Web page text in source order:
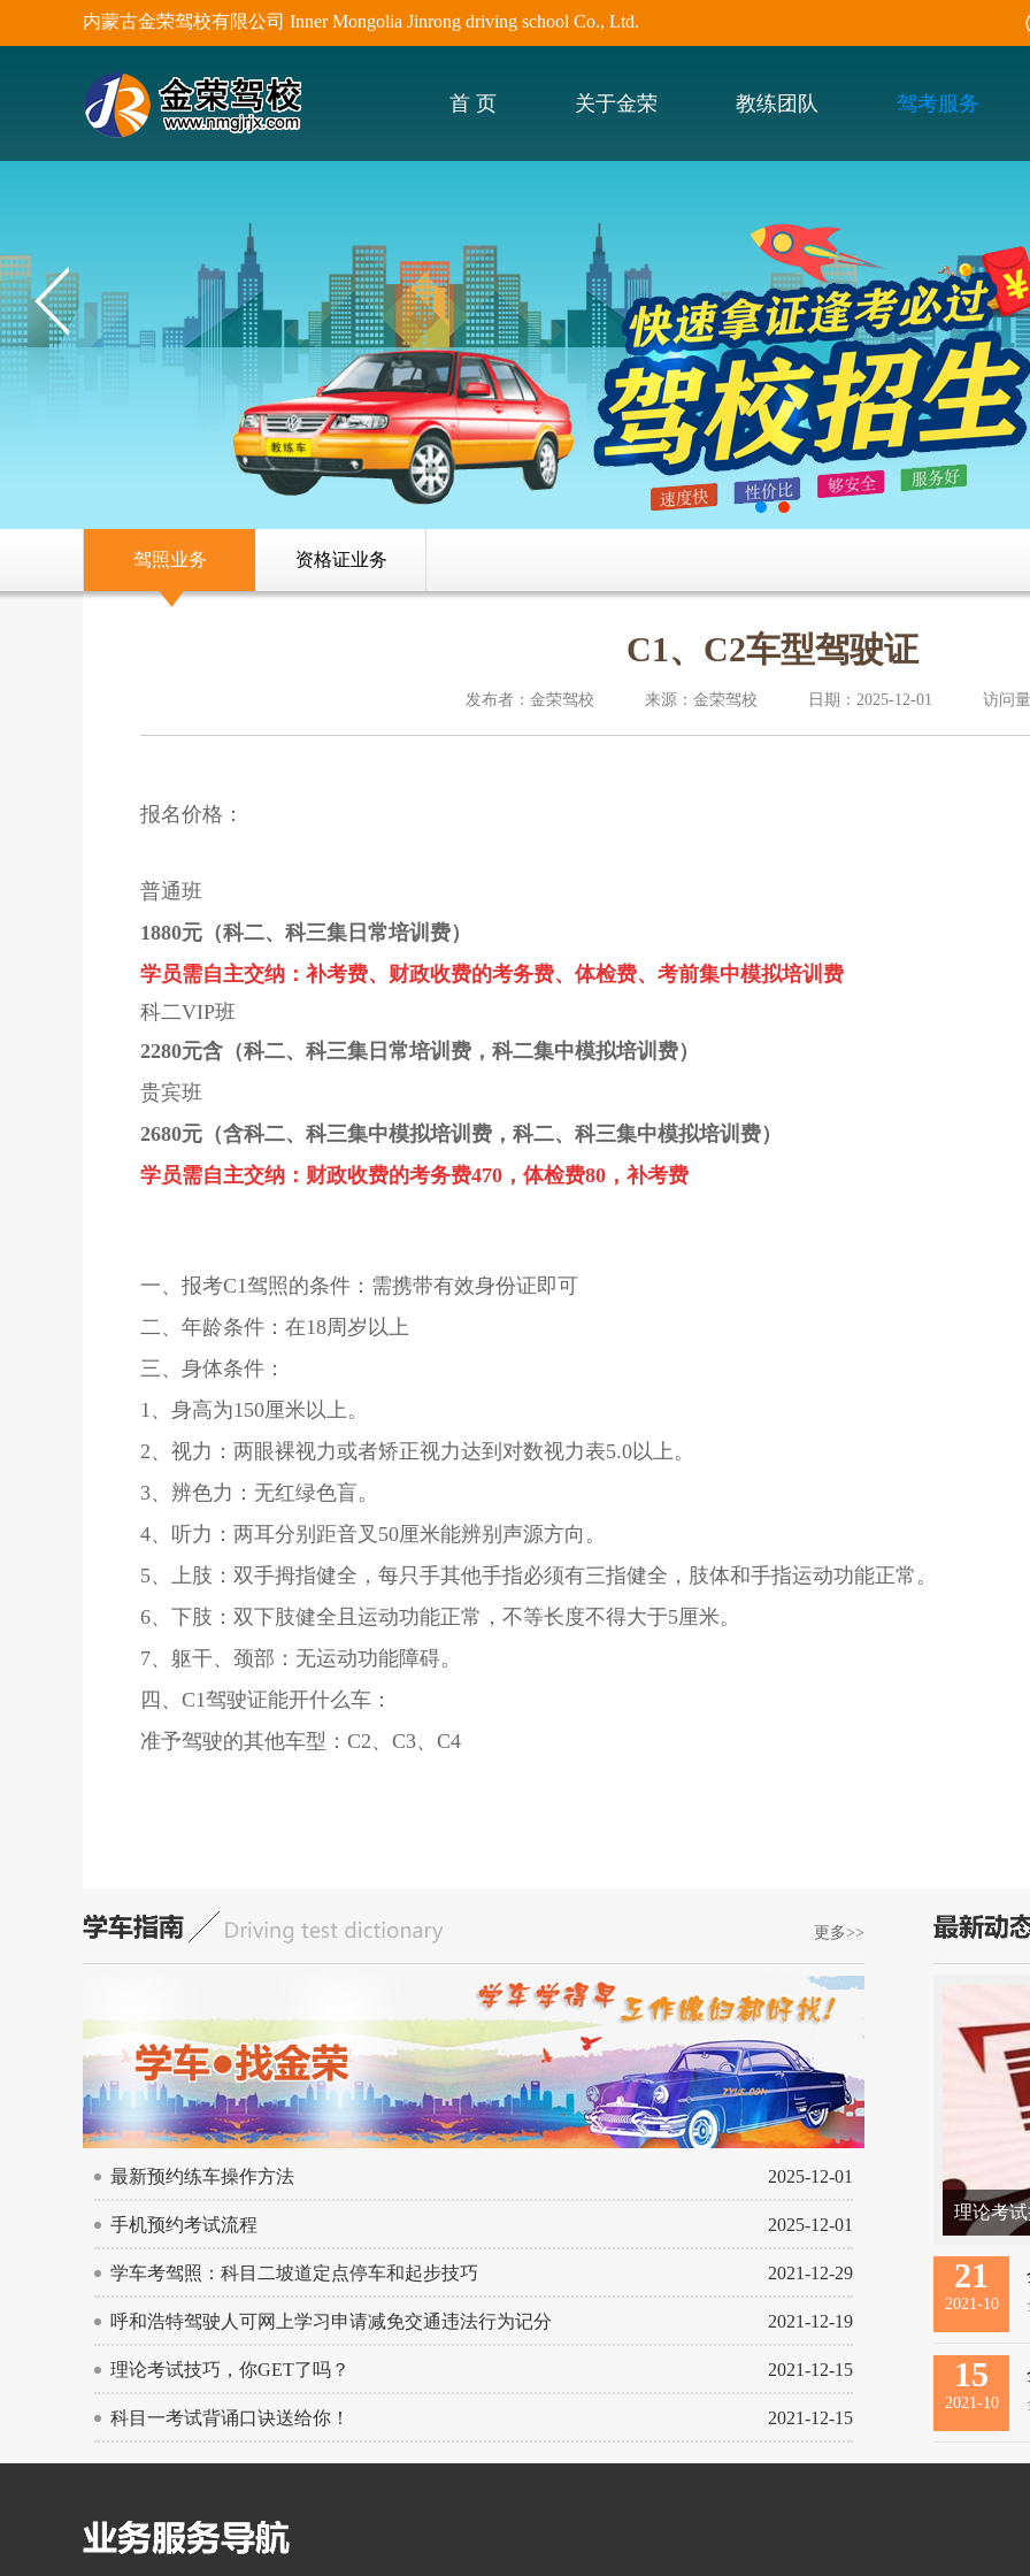
内蒙古金荣驾校有限公司 Inner Mongolia Jinrong driving school Co., Ltd.
首 页 关于金荣 教练团队 驾考服务
驾照业务 资格证业务
C1、C2车型驾驶证
发布者：金荣驾校 来源：金荣驾校 日期：2025-12-01 访问
报名价格：
普通班
1880元 （科二、科三集日常培训费）
学员需自主交纳： 补考费、财政收费的考务费、 体检费、考前集中模拟培训费
科二VIP班
2280元含 （科二、科三集日常培训费，科二集中模拟培训费）
贵宾班
2680元（含科二、科三集中模拟培训费， 科二、科三集中模拟培训费）
学员需自主交纳： 财政收费的考务费470， 体检费80， 补考费
一、报考C1驾照的条件：需携带有效身份证即可
二、年龄条件：在18周岁以上
三、身体条件：
1、身高为150厘米以上。
2、视力：两眼裸视力或者矫正视力达到对数视力表5.0以上。
3、辨色力：无红绿色盲。
4、听力：两耳分别距音叉50厘米能辨别声源方向。
5、上肢：双手拇指健全，每只手其他手指必须有三指健全，肢体和手指运动功能正常。
6、下肢：双下肢健全且运动功能正常，不等长度不得大于5厘米。
7、躯干、颈部：无运动功能障碍。
四、C1驾驶证能开什么车：
准予驾驶的其他车型：C2、C3、C4
更多>>
最新预约练车操作方法 2025-12-01
手机预约考试流程 2025-12-01
学车考驾照：科目二坡道定点停车和起步技巧 2021-12-29
呼和浩特驾驶人可网上学习申请减免交通违法行为记分 2021-12-19
理论考试技巧，你GET了吗？ 2021-12-15
科目一考试背诵口诀送给你！ 2021-12-15
理论考
考，一
21
2021-10
15
2021-10